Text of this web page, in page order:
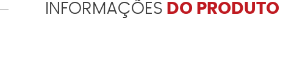
INFORMAÇÕES DO PRODUTO